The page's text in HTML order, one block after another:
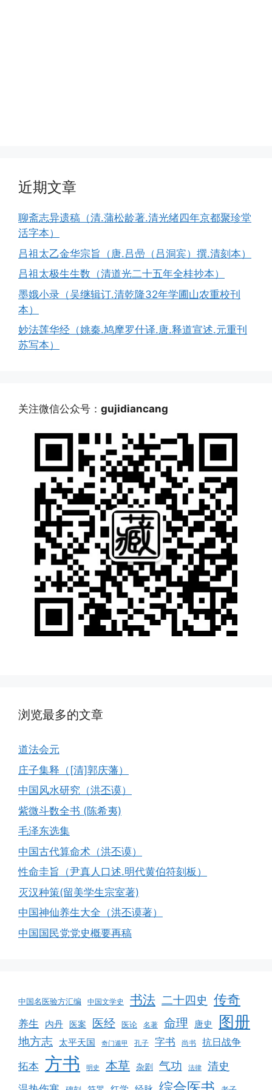
近期文章
聊斋志异遗稿（清.蒲松龄著.清光绪四年京都聚珍堂
活字本）
吕祖太乙金华宗旨（唐.吕喦（吕洞宾）撰.清刻本）
吕祖太极生生数（清道光二十五年全桂抄本）
墨娥小录（吴继辑订.清乾隆32年学圃山农重校刊
本）
妙法莲华经（姚秦.鸠摩罗什译.唐.释道宣述.元重刊
苏写本）
关注微信公众号： gujidiancang
浏览最多的文章
道法会元
庄子集释（[清]郭庆藩）
中国风水研究（洪丕谟）
紫微斗数全书 (陈希夷)
毛泽东选集
中国古代算命术（洪丕谟）
性命圭旨（尹真人口述.明代黄伯符刻板）
灭汉种策(留美学生宗室著)
中国神仙养生大全（洪丕谟著）
中国国民党党史概要再稿
中国名医验方汇编 中国文学史 书法 二十四史 传奇
养生 内丹 医案 医经 医论 名著 命理 唐史 图册
地方志 太平天国 奇门遁甲 孔子 字书 尚书 抗日战争
拓本 方书 明史 本草 杂剧 气功 法律 清史